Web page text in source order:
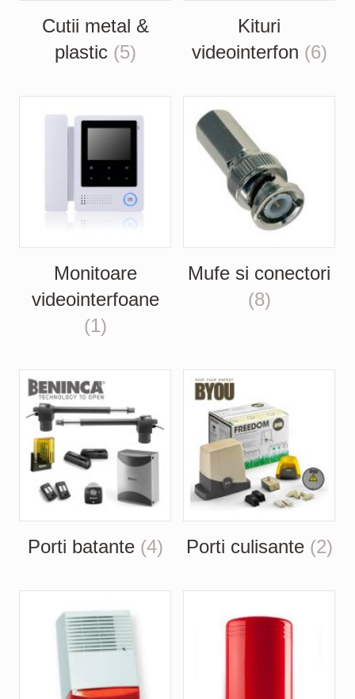
Cutii metal &
plastic (5)
Kituri
videointerfon (6)
Monitoare
videointerfoane
(1)
Mufe si conectori
(8)
Porti batante (4) Porti culisante (2)